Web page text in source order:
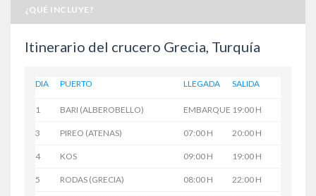
¿QUÉ INCLUYE?
Itinerario del crucero Grecia, Turquía
DIA PUERTO LLEGADA SALIDA
1 BARI (ALBEROBELLO) EMBARQUE 19:00 H
3 PIREO (ATENAS) 07:00 H 20:00 H
4 KOS 09:00 H 19:00 H
5 RODAS (GRECIA) 08:00 H 22:00 H